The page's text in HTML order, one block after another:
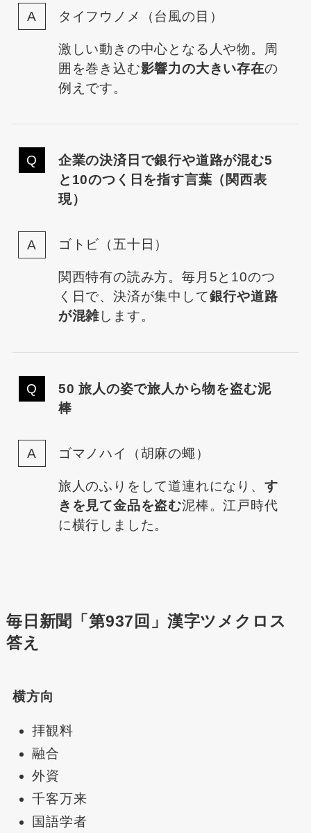
タイフウノメ（台風の目）
激しい動きの中心となる人や物。周
囲を巻き込む影響力の大きい存在の
例えです。
企業の決済日で銀行や道路が混む5
と10のつく日を指す言葉（関西表
現）
ゴトビ（五十日）
関西特有の読み方。毎月5と10のつ
く日で、決済が集中して銀行や道路
が混雑します。
50 旅人の姿で旅人から物を盗む泥
棒
ゴマノハイ（胡麻の蠅）
旅人のふりをして道連れになり、 す
きを見て金品を盗む泥棒。江戸時代
に横行しました。
毎日新聞「第937回」漢字ツメクロス
答え
横方向
拝観料
融合
外資
千客万来
国語学者